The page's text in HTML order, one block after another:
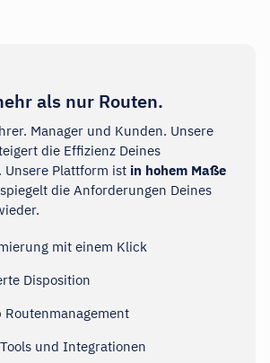
als nur Routen.
Manager und Kunden. Unsere
die Effizienz Deines
Unsere Plattform ist in hohem Maße
die Anforderungen Deines
mit einem Klick
Disposition
Routenmanagement
und Integrationen